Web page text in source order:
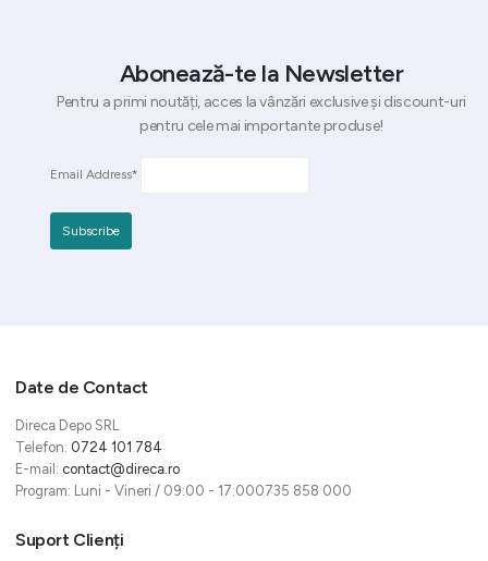
Abonează-te la Newsletter
Pentru a primi noutăți, acces la vânzări exclusive și discount-uri
pentru cele mai importante produse!
Email Address*
Date de Contact
Direca Depo SRL
Telefon: 0724 101 784
E-mail: contact@direca.ro
Program: Luni - Vineri / 09:00 - 17:000735 858 000
Suport Clienți